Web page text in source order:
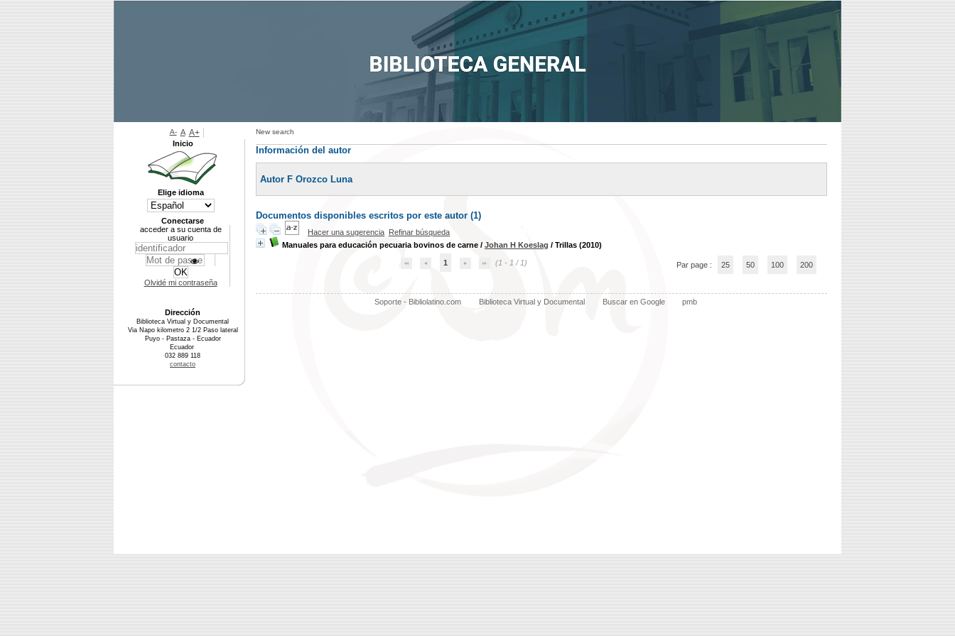
New search
Información del autor
Autor F Orozco Luna
Documentos disponibles escritos por este autor (1)
Hacer una sugerencia Refinar búsqueda
Manuales para educación pecuaria bovinos de carne / Johan H Koeslag / Trillas (2010)
1 (1 - 1 / 1) Par page : 25 50 100 200
Soporte - Bibliolatino.com Biblioteca Virtual y Documental Buscar en Google pmb
A- A A+
Inicio
Elige idioma
Conectarse
acceder a su cuenta de
usuario
Olvidé mi contraseña
Dirección
Biblioteca Virtual y Documental
Via Napo kilometro 2 1/2 Paso lateral
Puyo - Pastaza - Ecuador
Ecuador
032 889 118
contacto